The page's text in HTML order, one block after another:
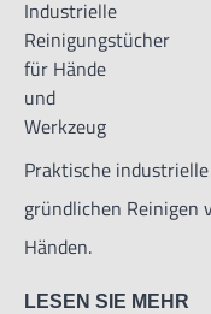
Praktische
gründlichen Reinigen
Händen.
LESEN SIE MEHR